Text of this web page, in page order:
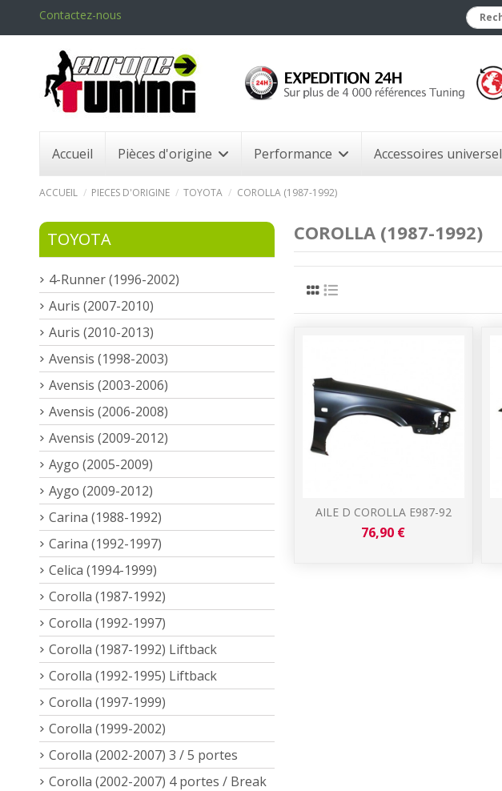
Contactez-nous
Accueil Pièces d'origine Performance Accessoires universel
ACCUEIL PIECES D'ORIGINE TOYOTA COROLLA (1987-1992)
COROLLA (1987-1992)
AILE D COROLLA E987-92
76,90 €
TOYOTA
4-Runner (1996-2002)
Auris (2007-2010)
Auris (2010-2013)
Avensis (1998-2003)
Avensis (2003-2006)
Avensis (2006-2008)
Avensis (2009-2012)
Aygo (2005-2009)
Aygo (2009-2012)
Carina (1988-1992)
Carina (1992-1997)
Celica (1994-1999)
Corolla (1987-1992)
Corolla (1992-1997)
Corolla (1987-1992) Liftback
Corolla (1992-1995) Liftback
Corolla (1997-1999)
Corolla (1999-2002)
Corolla (2002-2007) 3 / 5 portes
Corolla (2002-2007) 4 portes / Break